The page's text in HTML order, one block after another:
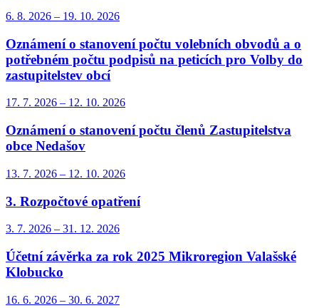
6. 8. 2026 – 19. 10. 2026
Oznámení o stanovení počtu volebních obvodů a o
potřebném počtu podpisů na peticích pro Volby do
zastupitelstev obcí
17. 7. 2026 – 12. 10. 2026
Oznámení o stanovení počtu členů Zastupitelstva
obce Nedašov
13. 7. 2026 – 12. 10. 2026
3. Rozpočtové opatření
3. 7. 2026 – 31. 12. 2026
Účetní závěrka za rok 2025 Mikroregion Valašské
Klobucko
16. 6. 2026 – 30. 6. 2027